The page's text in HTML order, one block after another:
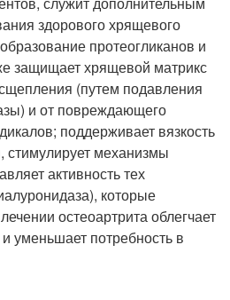
здорового хрящевого
протеогликанов и
защищает хрящевой матрикс
(путем подавления
и от повреждающего
поддерживает вязкость
стимулирует механизмы
активность тех
которые
остеоартрита облегчает
уменьшает потребность в